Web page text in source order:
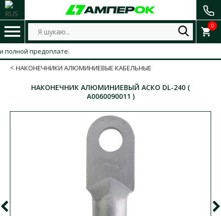
0
предоплате.
НАКОНЕЧНИКИ АЛЮМИНИЕВЫЕ КАБЕЛЬНЫЕ
НАКОНЕЧНИК АЛЮМИНИЕВЫЙ АСКО DL-240 (
A0060090011 )